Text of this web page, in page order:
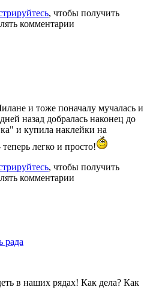
, чтобы получить
комментарии
и тоже поначалу мучалась и
назад добралась наконец до
и купила наклейки на
легко и просто!
, чтобы получить
комментарии
рада
в наших рядах! Как дела? Как